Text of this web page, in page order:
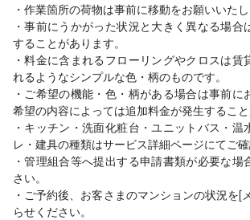
・作業箇所の荷物は事前に移動をお願いいたし
・事前にうかがった状況と大きく異なる場合
することがあります。
・料金に含まれるフローリングやクロスは賃
れるようなシンプルな色・柄のものです。
・ご希望の機能・色・柄がある場合は事前に
希望の内容によっては追加料金が発生すること
・キッチン・洗面化粧台・ユニットバス・温
レ・建具の種類はサービス詳細ページにてご確
・管理組合等へ提出する申請書類が必要な場
さい。
・ご予約後、お客さまのマンションの状況を[
らせください。